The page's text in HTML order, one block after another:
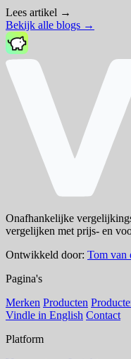
Lees artikel →
Bekijk alle blogs →
Onafhankelijke
vergelijken met prijs- en
Ontwikkeld door: Tom van
Pagina's
Merken Producten
Vindle in English Contact
Platform